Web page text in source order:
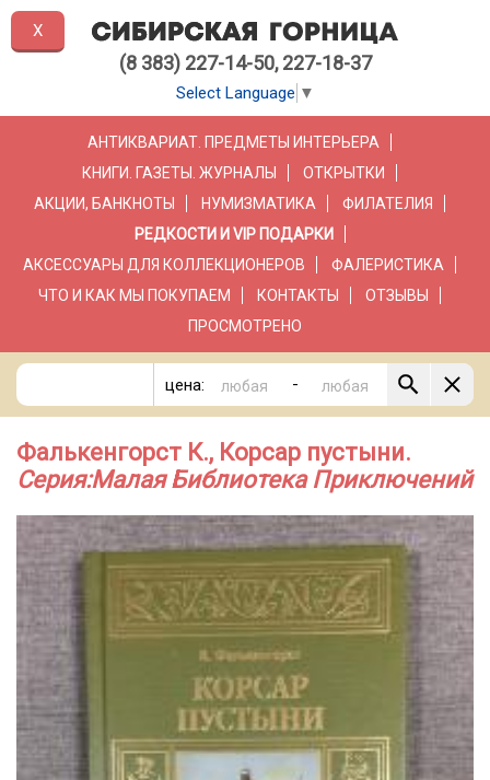
(8 383) 227-14-50, 227-18-37
Select Language ▼
АНТИКВАРИАТ. ПРЕДМЕТЫ ИНТЕРЬЕРА
КНИГИ. ГАЗЕТЫ. ЖУРНАЛЫ
ОТКРЫТКИ
АКЦИИ, БАНКНОТЫ
НУМИЗМАТИКА
ФИЛАТЕЛИЯ
РЕДКОСТИ И VIP ПОДАРКИ
АКСЕССУАРЫ ДЛЯ КОЛЛЕКЦИОНЕРОВ
ФАЛЕРИСТИКА
ЧТО И КАК МЫ ПОКУПАЕМ
КОНТАКТЫ
ОТЗЫВЫ
ПРОСМОТРЕНО
цена: -
Фалькенгорст К., Корсар пустыни.
Серия:Малая Библиотека Приключений
X